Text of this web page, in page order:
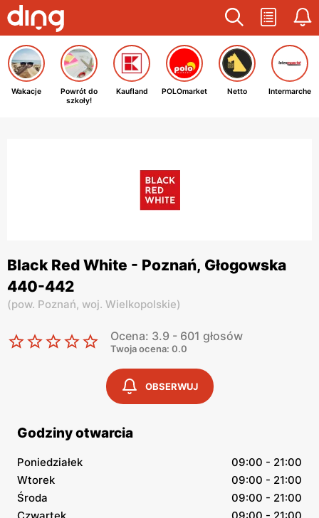
Wakacje
Powrót do
szkoły!
Kaufland POLOmarket Netto Intermarche
Black Red White - Poznań, Głogowska
440-442
(pow. Poznań, woj. Wielkopolskie)
Ocena: 3.9 - 601 głosów
Twoja ocena: 0.0
OBSERWUJ
Godziny otwarcia
Poniedziałek
09:00 - 21:00
Wtorek
09:00 - 21:00
Środa
09:00 - 21:00